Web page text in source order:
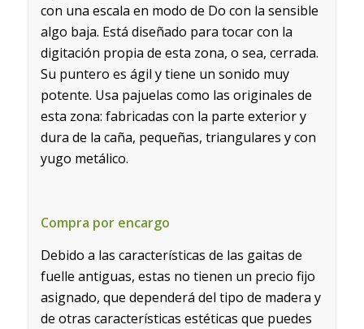
con una escala en modo de Do con la sensible
algo baja. Está diseñado para tocar con la
digitación propia de esta zona, o sea, cerrada.
Su puntero es ágil y tiene un sonido muy
potente. Usa pajuelas como las originales de
esta zona: fabricadas con la parte exterior y
dura de la caña, pequeñas, triangulares y con
yugo metálico.
Compra por encargo
Debido a las características de las gaitas de
fuelle antiguas, estas no tienen un precio fijo
asignado, que dependerá del tipo de madera y
de otras características estéticas que puedes